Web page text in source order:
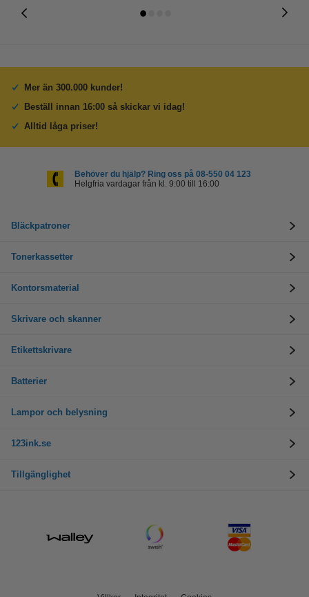
Mer än 300.000 kunder!
Beställ innan 16:00 så skickar vi idag!
Alltid låga priser!
Behöver du hjälp? Ring oss på 08-550 04 123
Helgfria vardagar från kl. 9:00 till 16:00
Bläckpatroner
Tonerkassetter
Kontorsmaterial
Skrivare och skanner
Etikettskrivare
Batterier
Lampor och belysning
123ink.se
Tillgänglighet